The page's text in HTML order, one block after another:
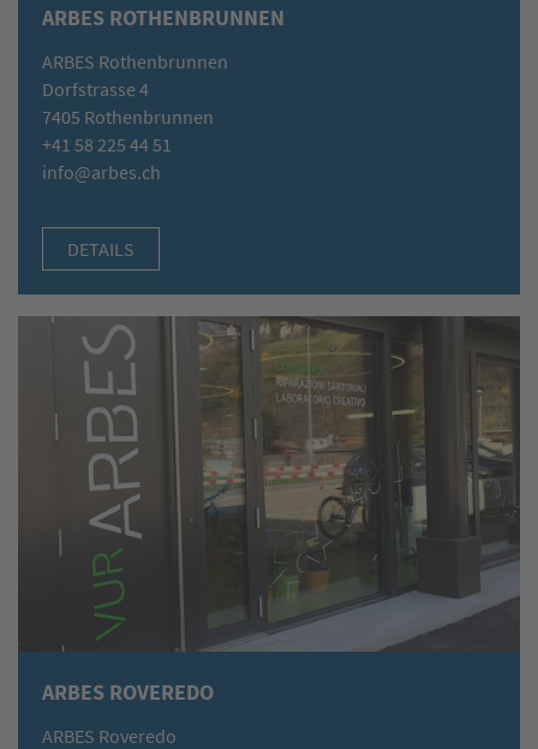
ARBES ROTHENBRUNNEN
ARBES Rothenbrunnen
Dorfstrasse 4
7405 Rothenbrunnen
+41 58 225 44 51
info@arbes.ch
DETAILS
ARBES ROVEREDO
ARBES Roveredo